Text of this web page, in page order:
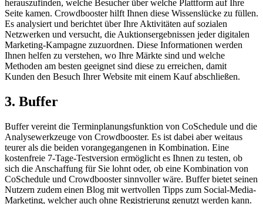
herauszufinden, welche Besucher über welche Plattform auf Ihre
Seite kamen. Crowdbooster hilft Ihnen diese Wissenslücke zu füllen.
Es analysiert und berichtet über Ihre Aktivitäten auf sozialen
Netzwerken und versucht, die Auktionsergebnissen jeder digitalen
Marketing-Kampagne zuzuordnen. Diese Informationen werden
Ihnen helfen zu verstehen, wo Ihre Märkte sind und welche
Methoden am besten geeignet sind diese zu erreichen, damit
Kunden den Besuch Ihrer Website mit einem Kauf abschließen.
3. Buffer
Buffer vereint die Terminplanungsfunktion von CoSchedule und die
Analysewerkzeuge von Crowdbooster. Es ist dabei aber weitaus
teurer als die beiden vorangegangenen in Kombination. Eine
kostenfreie 7-Tage-Testversion ermöglicht es Ihnen zu testen, ob
sich die Anschaffung für Sie lohnt oder, ob eine Kombination von
CoSchedule und Crowdbooster sinnvoller wäre. Buffer bietet seinen
Nutzern zudem einen Blog mit wertvollen Tipps zum Social-Media-
Marketing, welcher auch ohne Registrierung genutzt werden kann.